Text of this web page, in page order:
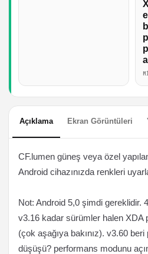
Açıklama Ekran Görüntüleri
CF.lumen güneş veya özel
Android cihazınızda renkleri
Not: Android 5,0 şimdi gereklidir.
v3.16 kadar sürümler halen XDA
(çok aşağıya bakınız). v3.60
düşüşü? performans modunu